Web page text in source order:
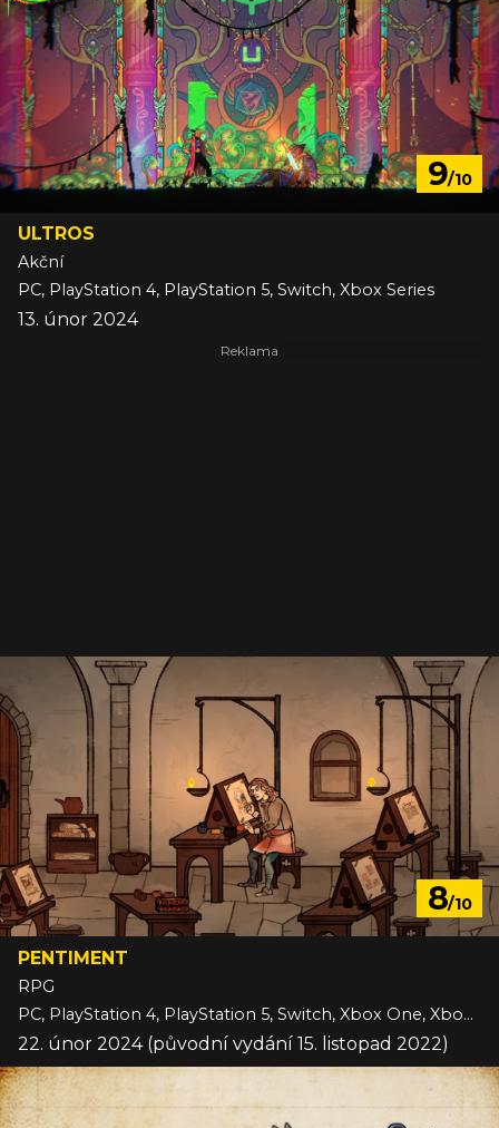
9/10
ULTROS
Akční
PC, PlayStation 4, PlayStation 5, Switch, Xbox Series
13. únor 2024
8/10
PENTIMENT
RPG
PC, PlayStation 4, PlayStation 5, Switch, Xbox One, Xbox Series
22. únor 2024 (původní vydání 15. listopad 2022)